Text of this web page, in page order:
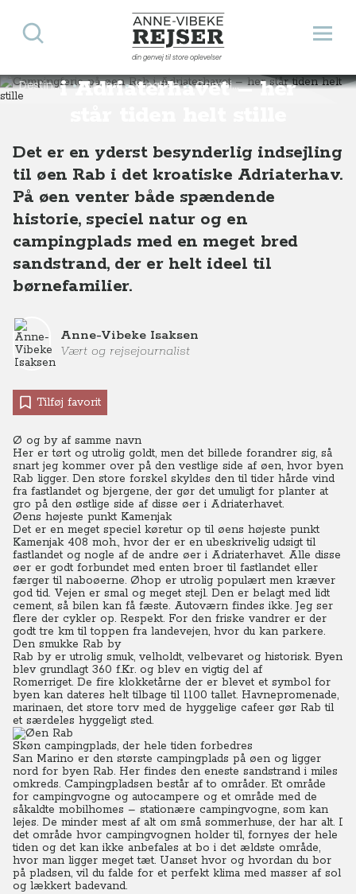
Anne-Vibeke Rejser
din genvej til store oplevelser
Åbn
Søg
Campingferie på øen Rab
i Adriaterhavet – her
Destinationer Europa Kroatien Campingferie på øen Rab i Adriaterhavet – her står tiden helt stille
Det er en yderst besynderlig indsejling
til øen Rab i det kroatiske Adriaterhav.
På øen venter både spændende
historie, speciel natur og en
campingplads med en meget bred
sandstrand, der er helt ideel til
børnefamilier.
Anne-Vibeke Isaksen
Vært og rejsejournalist
Tilføj favorit
Ø og by af samme navn
Her er tørt og utrolig goldt, men det billede forandrer sig, så
snart jeg kommer over på den vestlige side af øen, hvor byen
Rab ligger. Den store forskel skyldes den til tider hårde vind
fra fastlandet og bjergene, der gør det umuligt for planter at
gro på den østlige side af disse øer i Adriaterhavet.
Øens højeste punkt Kamenjak
Det er en meget speciel køretur op til øens højeste punkt
Kamenjak 408 moh., hvor der er en ubeskrivelig udsigt til
fastlandet og nogle af de andre øer i Adriaterhavet. Alle disse
øer er godt forbundet med enten broer til fastlandet eller
færger til naboøerne. Øhop er utrolig populært men kræver
god tid. Vejen er smal og meget stejl. Den er belagt med lidt
cement, så bilen kan få fæste. Autoværn findes ikke. Jeg ser
flere der cykler op. Respekt. For den friske vandrer er der
godt tre km til toppen fra landevejen, hvor du kan parkere.
Den smukke Rab by
Rab by er utrolig smuk, velholdt, velbevaret og historisk. Byen
blev grundlagt 360 f.Kr. og blev en vigtig del af
Romerriget. De fire klokketårne der er blevet et symbol for
byen kan dateres helt tilbage til 1100 tallet. Havnepromenade,
marinaen, det store torv med de hyggelige cafeer gør Rab til
et særdeles hyggeligt sted.
Skøn campingplads, der hele tiden forbedres
San Marino er den største campingplads på øen og ligger
nord for byen Rab. Her findes den eneste sandstrand i miles
omkreds. Campingpladsen består af to områder. Et område
for campingvogne og autocampere og et område med de
såkaldte mobilhomes – stationære campingvogne, som kan
lejes. De minder mest af alt om små sommerhuse, der har alt. I
det område hvor campingvognen holder til, fornyes der hele
tiden og det kan ikke anbefales at bo i det ældste område,
hvor man ligger meget tæt. Uanset hvor og hvordan du bor
på pladsen, vil du falde for et perfekt klima med masser af sol
og lækkert badevand.